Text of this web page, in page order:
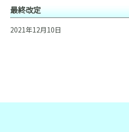
最終改定
2021年12月10日